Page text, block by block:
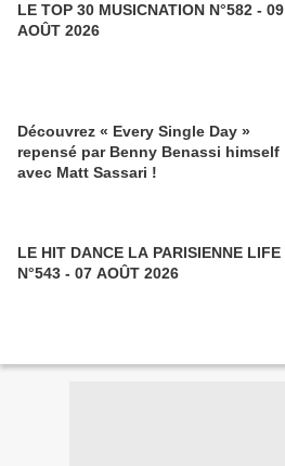
LE TOP 30 MUSICNATION N°582 - 09
AOÛT 2026
Découvrez « Every Single Day »
repensé par Benny Benassi himself
avec Matt Sassari !
LE HIT DANCE LA PARISIENNE LIFE
N°543 - 07 AOÛT 2026